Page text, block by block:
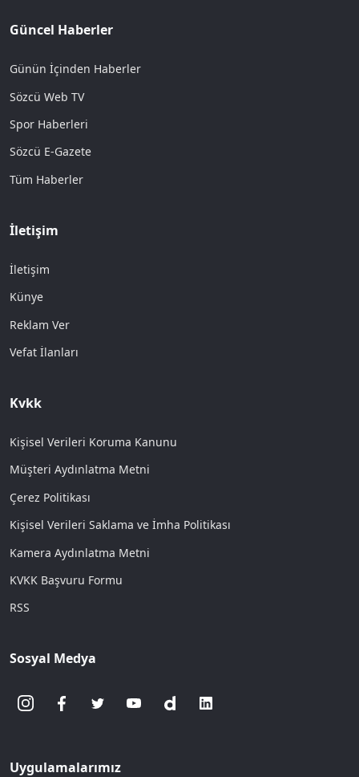
Güncel Haberler
Günün İçinden Haberler
Sözcü Web TV
Spor Haberleri
Sözcü E-Gazete
Tüm Haberler
İletişim
İletişim
Künye
Reklam Ver
Vefat İlanları
Kvkk
Kişisel Verileri Koruma Kanunu
Müşteri Aydınlatma Metni
Çerez Politikası
Kişisel Verileri Saklama ve İmha Politikası
Kamera Aydınlatma Metni
KVKK Başvuru Formu
RSS
Sosyal Medya
Uygulamalarımız